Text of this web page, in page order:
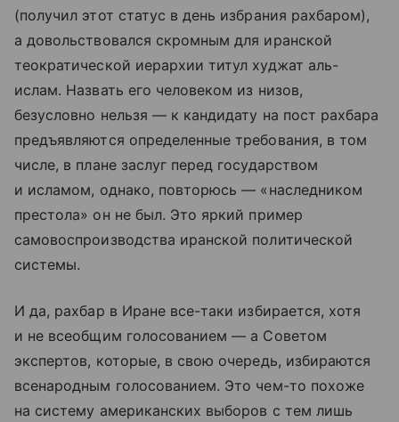
(получил этот статус в день избрания рахбаром),
а довольствовался скромным для иранской
теократической иерархии титул худжат аль-
ислам. Назвать его человеком из низов,
безусловно нельзя — к кандидату на пост рахбара
предъявляются определенные требования, в том
числе, в плане заслуг перед государством
и исламом, однако, повторюсь — «наследником
престола» он не был. Это яркий пример
самовоспроизводства иранской политической
системы.
И да, рахбар в Иране все-таки избирается, хотя
и не всеобщим голосованием — а Советом
экспертов, которые, в свою очередь, избираются
всенародным голосованием. Это чем-то похоже
на систему американских выборов с тем лишь